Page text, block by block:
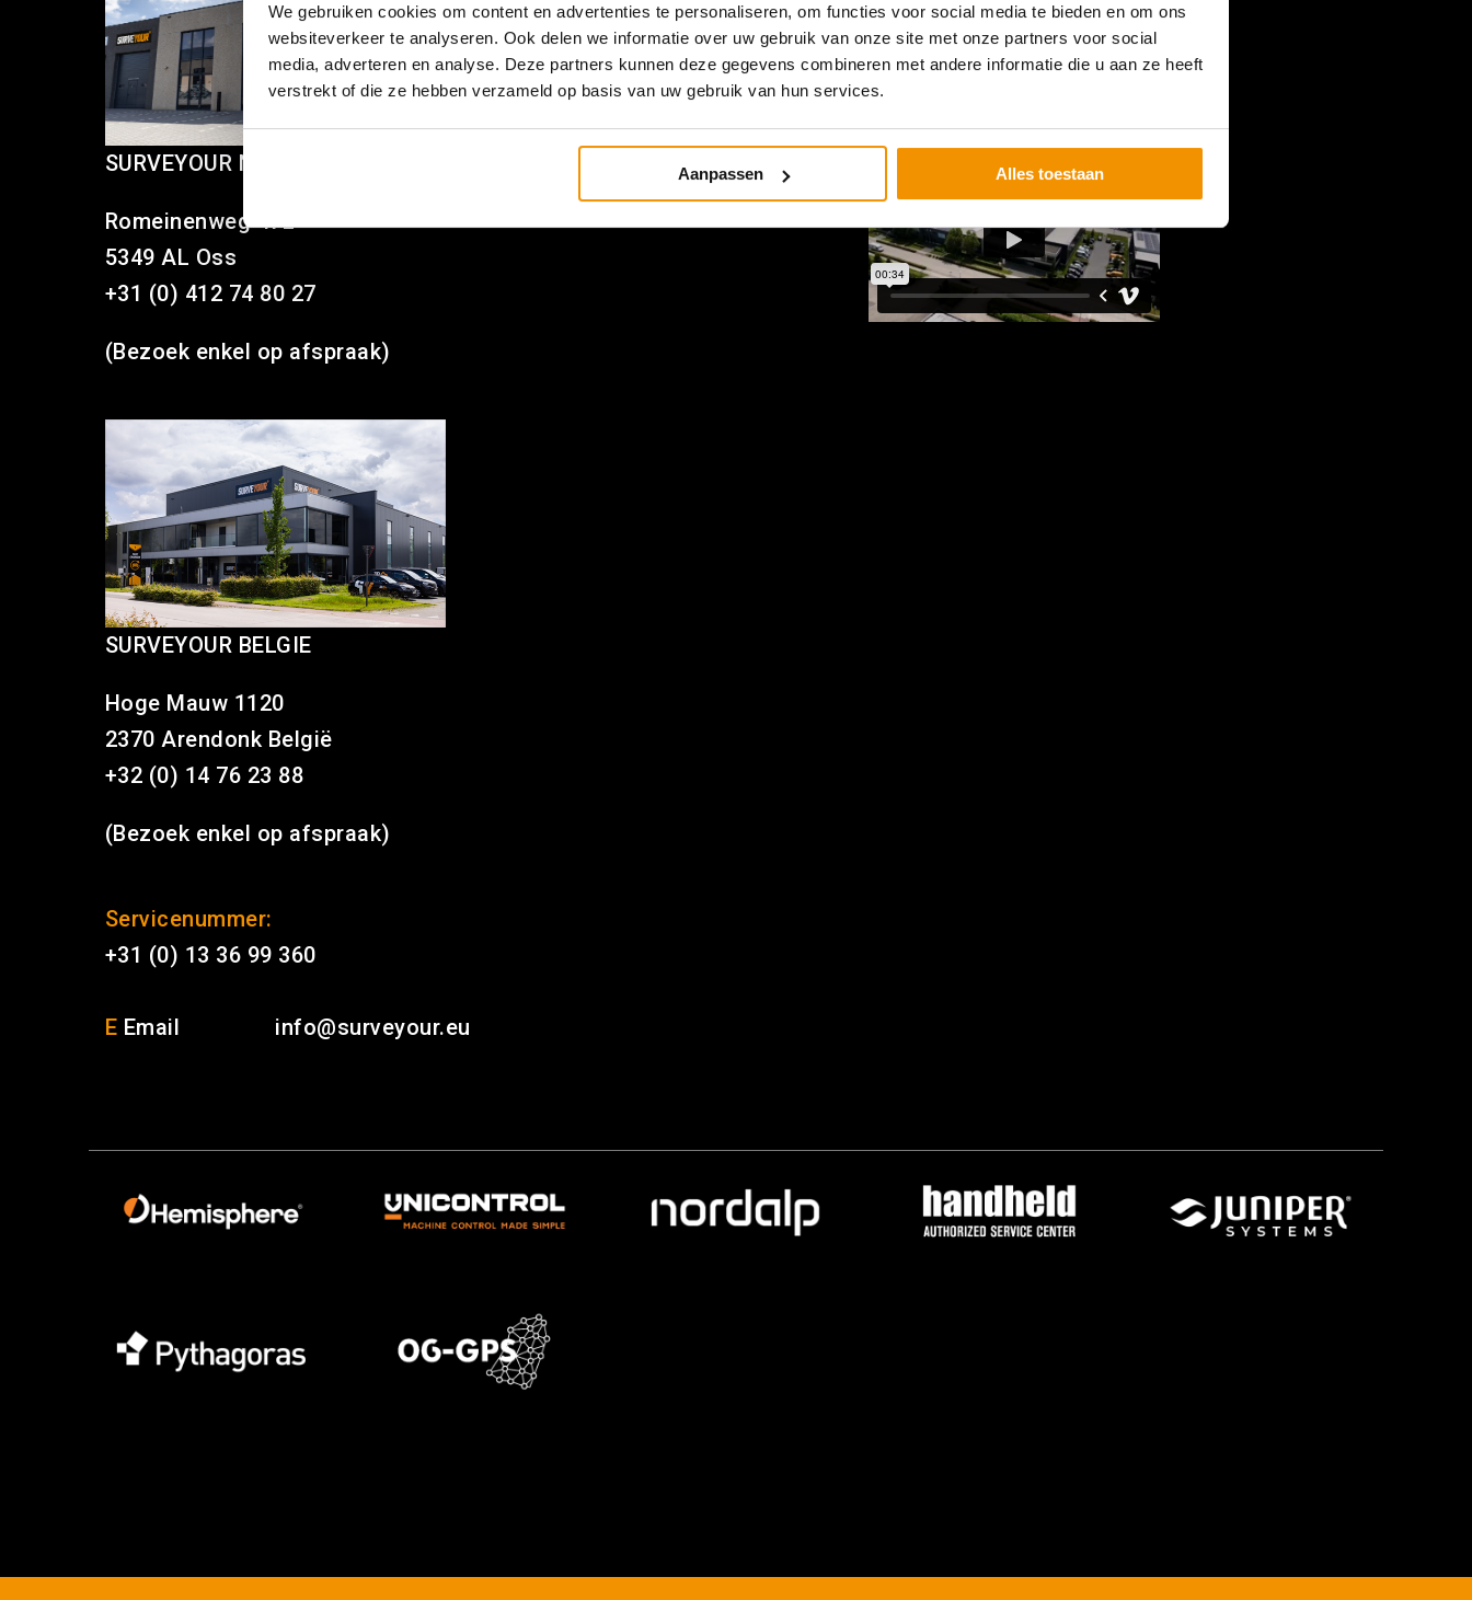
We gebruiken cookies om content en advertenties te personaliseren, om functies voor social media te bieden en om ons
websiteverkeer te analyseren. Ook delen we informatie over uw gebruik van onze site met onze partners voor social
media, adverteren en analyse. Deze partners kunnen deze gegevens combineren met andere informatie die u aan ze heeft
verstrekt of die ze hebben verzameld op basis van uw gebruik van hun services.
Aanpassen Alles toestaan
SURVEYOUR NEDERLAND
Romeinenweg 47L
5349 AL Oss
+31 (0) 412 74 80 27
(Bezoek enkel op afspraak)
SURVEYOUR BELGIE
Hoge Mauw 1120
2370 Arendonk België
+32 (0) 14 76 23 88
(Bezoek enkel op afspraak)
Servicenummer:
+31 (0) 13 36 99 360
E Email info@surveyour.eu
Uitbreiden van je set
Nieuws
Contact